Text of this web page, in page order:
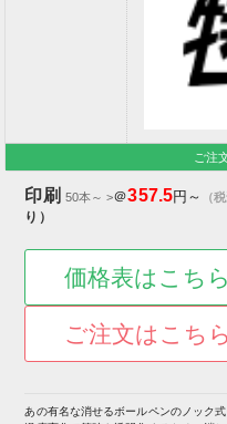
ご注
印刷 50本～ >＠357.5円～ （
り）
価格表はこちら
ご注文はこちら
あの有名な消せるボールペンのノック式